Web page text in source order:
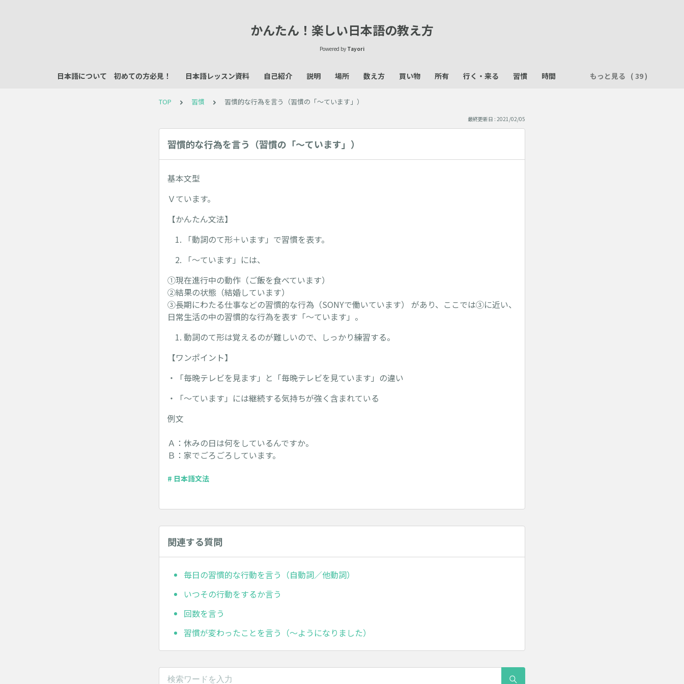
かんたん！楽しい日本語の教え方
Powered by Tayori
日本語について 初めての方必見！ 日本語レッスン資料 自己紹介 説明 場所 数え方 買い物 所有 行く・来る 習慣 時間 もっと見る
TOP 習慣 習慣的な行為を言う（習慣の「～ています」）
最終更新日 : 2021/02/05
習慣的な行為を言う（習慣の「～ています」）
基本文型
Ｖています。
【かんたん文法】
「動詞のて形＋います」で習慣を表す。
「～ています」には、
①現在進行中の動作（ご飯を食べています）
②結果の状態（結婚しています）
③長期にわたる仕事などの習慣的な行為（SONYで働いています） があり、ここでは③に近い、
日常生活の中の習慣的な行為を表す「～ています」。
動詞のて形は覚えるのが難しいので、しっかり練習する。
【ワンポイント】
・「毎晩テレビを見ます」と「毎晩テレビを見ています」の違い
・「～ています」には継続する気持ちが強く含まれている
例文
Ａ：休みの日は何をしているんですか。
Ｂ：家でごろごろしています。
# 日本語文法
関連する質問
毎日の習慣的な行動を言う（自動詞／他動詞）
いつその行動をするか言う
回数を言う
習慣が変わったことを言う（～ようになりました）